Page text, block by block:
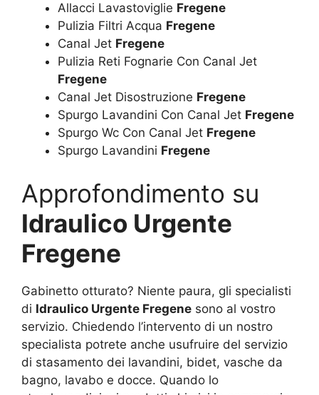
Allacci Lavastoviglie Fregene
Pulizia Filtri Acqua Fregene
Canal Jet Fregene
Pulizia Reti Fognarie Con Canal Jet
Fregene
Canal Jet Disostruzione Fregene
Spurgo Lavandini Con Canal Jet Fregene
Spurgo Wc Con Canal Jet Fregene
Spurgo Lavandini Fregene
Approfondimento su
Idraulico Urgente
Fregene
Gabinetto otturato? Niente paura, gli specialisti
di Idraulico Urgente Fregene sono al vostro
servizio. Chiedendo l’intervento di un nostro
specialista potrete anche usufruire del servizio
di stasamento dei lavandini, bidet, vasche da
bagno, lavabo e docce. Quando lo